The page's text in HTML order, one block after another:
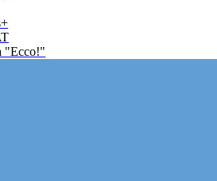
"Ecco!"